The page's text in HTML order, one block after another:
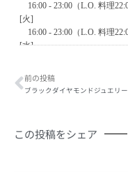
Prev
前の投稿
ブラックダイヤモンドジュエリー
この投稿をシェア